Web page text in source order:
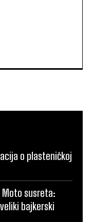
o plasteničkoj
Moto susreta:
bajkerski